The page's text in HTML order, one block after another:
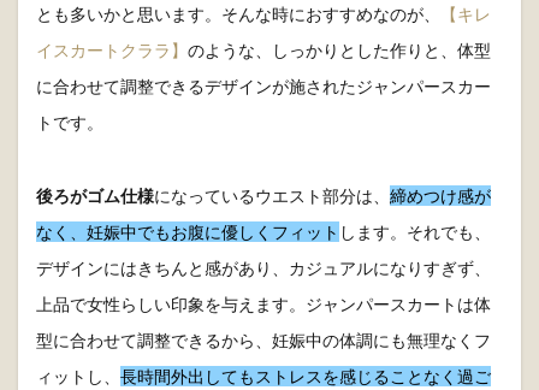
とも多いかと思います。そんな時におすすめなのが、
【キレ
イスカートクララ】 のような、しっかりとした作りと、体型
に合わせて調整できるデザインが施されたジャンパースカー
トです。
後ろがゴム仕様になっているウエスト部分は、 締めつけ感が
なく、妊娠中でもお腹に優しくフィット します。それでも、
デザインにはきちんと感があり、カジュアルになりすぎず、
上品で女性らしい印象を与えます。ジャンパースカートは体
型に合わせて調整できるから、妊娠中の体調にも無理なくフ
ィットし、 長時間外出してもストレスを感じることなく過ご